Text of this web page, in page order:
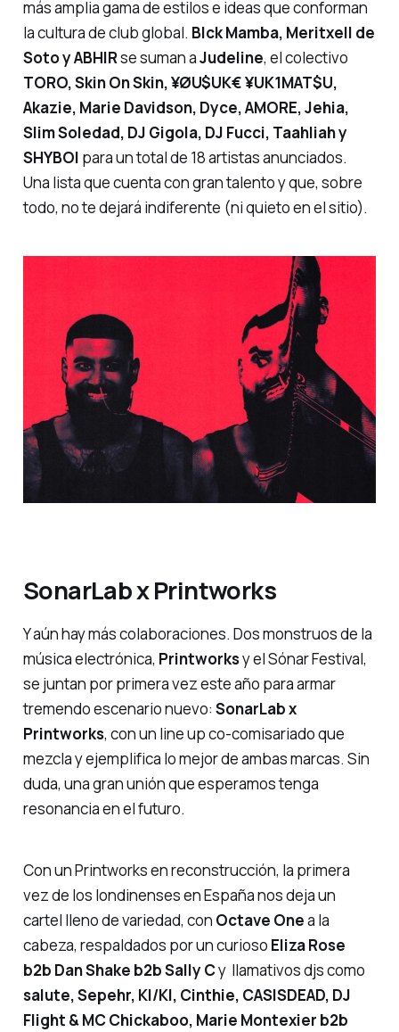
más amplia gama de estilos e ideas que conforman
la cultura de club global. Blck Mamba, Meritxell de
Soto y ABHIRse suman aJudeline, el colectivo
TORO, Skin On Skin, ¥ØU$UK€ ¥UK1MAT$U,
Akazie, Marie Davidson, Dyce, AMORE, Jehia,
Slim Soledad, DJ Gigola, DJ Fucci, Taahliah y
SHYBOI para un total de 18 artistas anunciados.
Una lista que cuenta con gran talento y que, sobre
todo, no te dejará indiferente (ni quieto en el sitio).
SonarLab x Printworks
Y aún hay más colaboraciones. Dos monstruos de la
música electrónica, Printworksy el Sónar Festival,
se juntan por primera vez este año para armar
tremendo escenario nuevo: SonarLab x
Printworks, con un line upco-comisariado que
mezcla y ejemplifica lo mejor de ambas marcas. Sin
duda, una gran unión que esperamos tenga
resonancia en el futuro.
Con un Printworks en reconstrucción, la primera
vez de los londinenses en España nos deja un
cartel lleno de variedad, con Octave Onea la
cabeza, respaldados por un curioso Eliza Rose
b2b Dan Shake b2b Sally Cy llamativos djs como
salute, Sepehr, KI/KI, Cinthie, CASISDEAD, DJ
Flight & MC Chickaboo, Marie Montexier b2b